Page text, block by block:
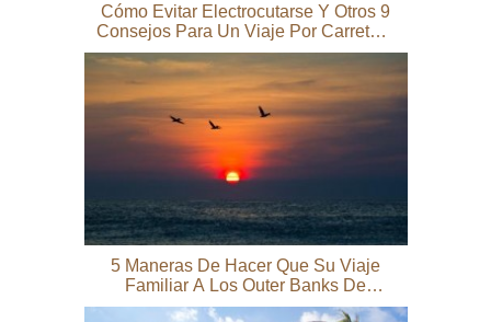
Cómo Evitar Electrocutarse Y Otros 9
Consejos Para Un Viaje Por Carretera
En Islandia
5 Maneras De Hacer Que Su Viaje
Familiar A Los Outer Banks De
Carolina Del Norte Sea Inolvidable